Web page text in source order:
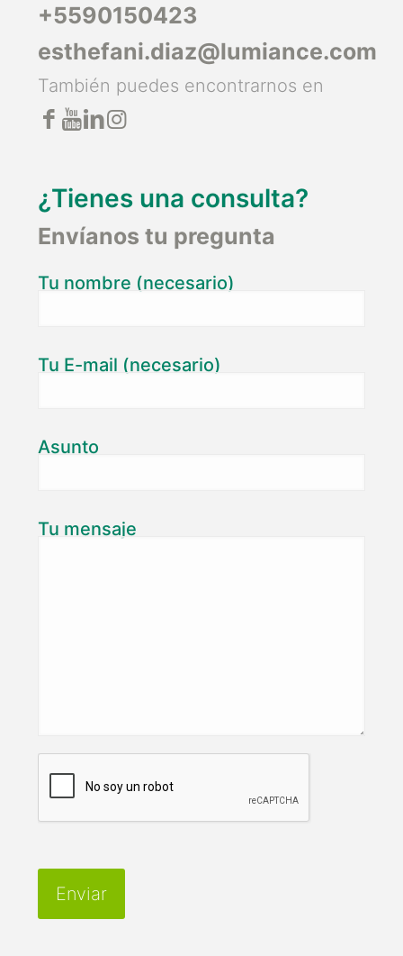
+5590150423
esthefani.diaz@lumiance.com
También puedes encontrarnos en
¿Tienes una consulta?
Envíanos tu pregunta
Tu nombre (necesario)
Tu E-mail (necesario)
Asunto
Tu mensaje